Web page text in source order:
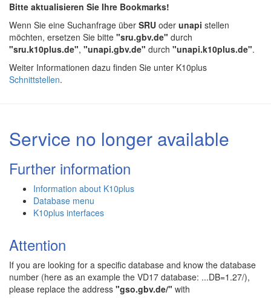
Bitte aktualisieren Sie Ihre Bookmarks!
Wenn Sie eine Suchanfrage über SRU oder unapi stellen
möchten, ersetzen Sie bitte "sru.gbv.de" durch
"sru.k10plus.de", "unapi.gbv.de" durch "unapi.k10plus.de".
Weiter Informationen dazu finden Sie unter K10plus
Schnittstellen.
Service no longer available
Further information
Information about K10plus
Database menu
K10plus interfaces
Attention
If you are looking for a specific database and know the database
number (here as an example the VD17 database: ...DB=1.27/),
please replace the address "gso.gbv.de/" with